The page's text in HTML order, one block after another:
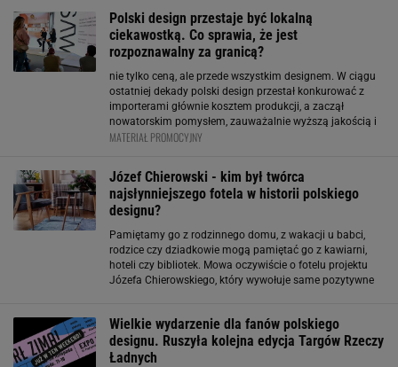
Polski design przestaje być lokalną
ciekawostką. Co sprawia, że jest
rozpoznawalny za granicą?
nie tylko ceną, ale przede wszystkim designem. W ciągu
ostatniej dekady polski design przestał konkurować z
importerami głównie kosztem produkcji, a zaczął
nowatorskim pomysłem, zauważalnie wyższą jakością i
wyróżniającą własną tożsamością. To właśnie ta
dojrzałość sprawia, że polskie marki są dziś obecne w
MATERIAŁ PROMOCYJNY
Józef Chierowski - kim był twórca
najsłynniejszego fotela w historii polskiego
designu?
Pamiętamy go z rodzinnego domu, z wakacji u babci,
rodzice czy dziadkowie mogą pamiętać go z kawiarni,
hoteli czy bibliotek. Mowa oczywiście o fotelu projektu
Józefa Chierowskiego, który wywołuje same pozytywne
Wielkie wydarzenie dla fanów polskiego
designu. Ruszyła kolejna edycja Targów Rzeczy
Ładnych